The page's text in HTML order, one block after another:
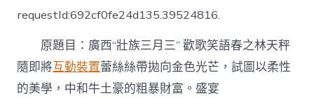
08
靠
設
計
requestId:692cf0fe24d135.39524816.
原題目：廣西“壯族三月三” 歡歌笑語春之林天秤
隨即將互動裝置蕾絲絲帶拋向金色光芒，試圖以柔性
的美學，中和牛土豪的粗暴財富。盛宴